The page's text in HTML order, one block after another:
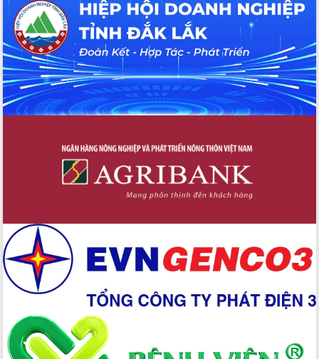
Tháo gỡ những vướng mắc, đẩy mạnh
công tác cải cách thủ tục hành chính
tại Trung tâm Phục vụ hành chính
công tỉnh
Đắk Lắk: Tôn vinh 46 giải pháp tại Hội
thi Sáng tạo Kỹ thuật 2024 - 2025
Đắk Lắk rà soát, điều chỉnh Đề án 190
Trương Công Thái kiểm tra thực địa
Dự án cao tốc Khánh Hòa - Buôn Ma
Định vị cà phê Việt Nam như một “di
Xây dựng nông thôn mới: Nâng cao đời
sống người dân từ những mô hình thiết
thực
Quyết liệt tháo gỡ vướng mắc, đẩy
nhanh tiến độ các dự án trọng điểm
trong Khu kinh tế Nam Phú Yên
Hòn Yến phát triển du lịch gắn với bảo
tồn biển
Lấy ý kiến điều chỉnh Quy hoạch tỉnh